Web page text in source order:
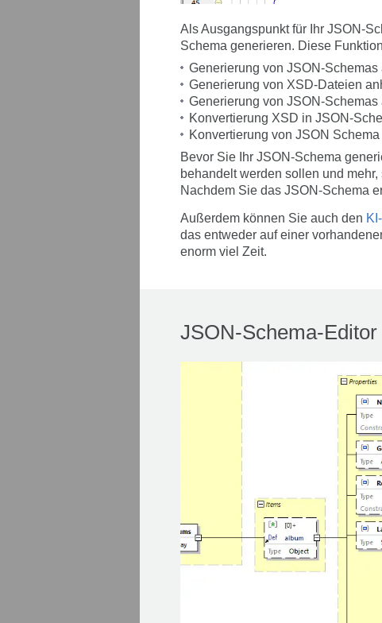
Als Ausgangspunkt für Ihr JSON-
Schema generieren. Diese
Generierung von JSON-
Generierung von XSD-Dateien
Generierung von JSON-
Konvertierung XSD in JSON-
Konvertierung von JSON
Bevor Sie Ihr JSON-Schema
behandelt werden sollen und
Nachdem Sie das JSON-Schema
Außerdem können Sie auch den
das entweder auf einer
enorm viel Zeit.
JSON-Schema-Editor